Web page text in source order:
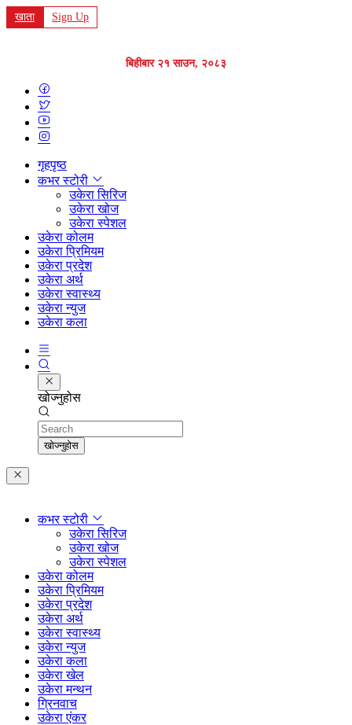
खाता Sign Up
बिहीबार २१ साउन, २०८३
गृहपृष्ठ
कभर स्टोरी
उकेरा सिरिज
उकेरा खोज
उकेरा स्पेशल
उकेरा कोलम
उकेरा प्रिमियम
उकेरा प्रदेश
उकेरा अर्थ
उकेरा स्वास्थ्य
उकेरा न्युज
उकेरा कला
खोज्नुहोस
Search
खोज्नुहोस
कभर स्टोरी
उकेरा सिरिज
उकेरा खोज
उकेरा स्पेशल
उकेरा कोलम
उकेरा प्रिमियम
उकेरा प्रदेश
उकेरा अर्थ
उकेरा स्वास्थ्य
उकेरा न्युज
उकेरा कला
उकेरा खेल
उकेरा मन्थन
ग्रिनवाच
उकेरा एंकर